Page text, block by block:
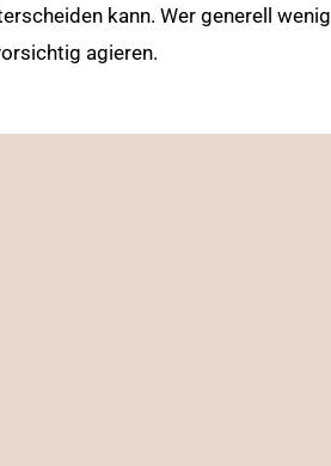
kann. Wer generell wenig
agieren.